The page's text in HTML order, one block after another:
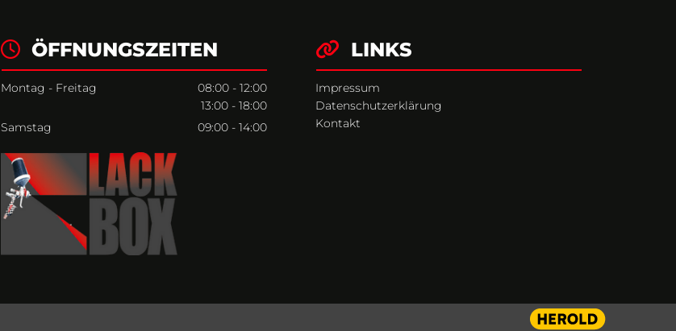
ÖFFNUNGSZEITEN
Montag - Freitag
08:00 - 12:00
13:00 - 18:00
Samstag
09:00 - 14:00
 LINKS
Impressum
Datenschutzerklärung
Kontakt